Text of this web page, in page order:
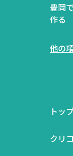
豊岡
作る
他の
トッ
クリ